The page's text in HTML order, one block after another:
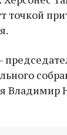
точкой
Владимир